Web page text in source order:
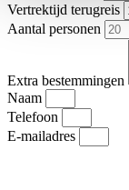
Vertrektijd terugreis
Aantal personen
Extra bestemmingen
Naam
Telefoon
E-mailadres